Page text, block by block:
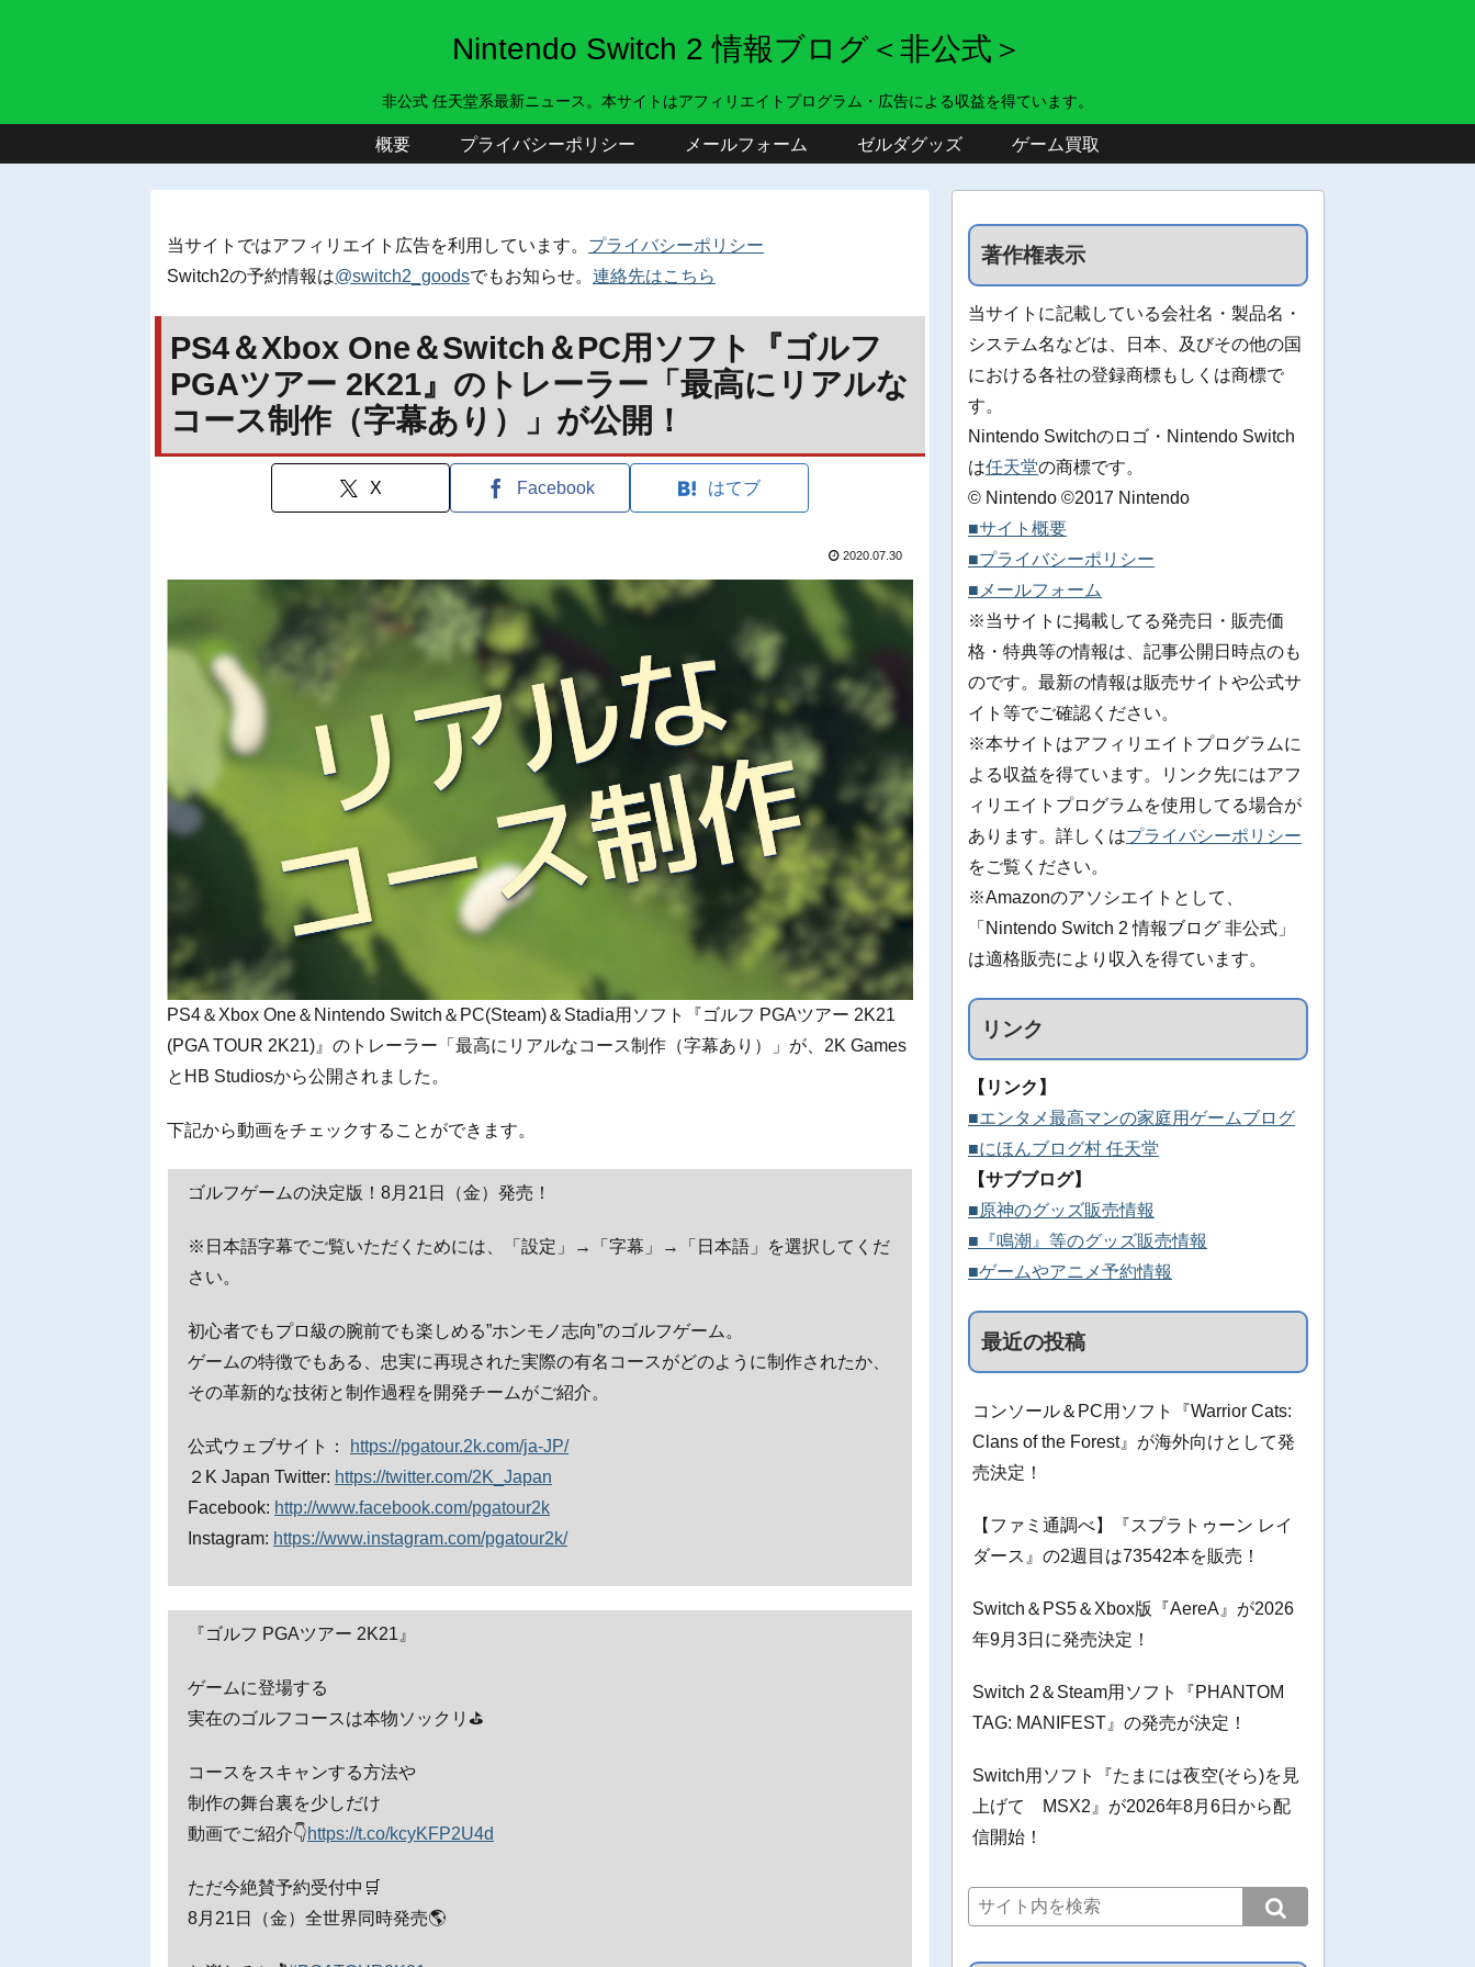
Nintendo Switch 2 情報ブログ＜非公式＞
非公式 任天堂系最新ニュース。本サイトはアフィリエイトプログラム・広告による収益を得ています。
概要 プライバシーポリシー メールフォーム ゼルダグッズ ゲーム買取
当サイトではアフィリエイト広告を利用しています。 プライバシーポリシー
Switch2の予約情報は@switch2_goodsでもお知らせ。 連絡先はこちら
PS4＆Xbox One＆Switch＆PC用ソフト『ゴルフ
PGAツアー 2K21』のトレーラー「最高にリアルな
コース制作（字幕あり）」が公開！
X Facebook はてブ
2020.07.30
PS4＆Xbox One＆Nintendo Switch＆PC(Steam)＆Stadia用ソフト『ゴルフ PGAツアー 2K21
(PGA TOUR 2K21)』のトレーラー「最高にリアルなコース制作（字幕あり）」が、2K Games
とHB Studiosから公開されました。
下記から動画をチェックすることができます。
ゴルフゲームの決定版！8月21日（金）発売！
※日本語字幕でご覧いただくためには、「設定」→「字幕」→「日本語」を選択してくだ
さい。
初心者でもプロ級の腕前でも楽しめる”ホンモノ志向”のゴルフゲーム。
ゲームの特徴でもある、忠実に再現された実際の有名コースがどのように制作されたか、
その革新的な技術と制作過程を開発チームがご紹介。
公式ウェブサイト：
https://pgatour.2k.com/ja-JP/
２K Japan Twitter: https://twitter.com/2K_Japan
Facebook: http://www.facebook.com/pgatour2k
Instagram: https://www.instagram.com/pgatour2k/
『ゴルフ PGAツアー 2K21』
ゲームに登場する
実在のゴルフコースは本物ソックリ⛳
コースをスキャンする方法や
制作の舞台裏を少しだけ
動画でご紹介👇https://t.co/kcyKFP2U4d
ただ今絶賛予約受付中🛒
8月21日（金）全世界同時発売🌎
著作権表示
当サイトに記載している会社名・製品名・
システム名などは、日本、及びその他の国
における各社の登録商標もしくは商標で
す。
Nintendo Switchのロゴ・Nintendo Switch
は任天堂の商標です。
© Nintendo ©2017 Nintendo
■サイト概要
■プライバシーポリシー
■メールフォーム
※当サイトに掲載してる発売日・販売価
格・特典等の情報は、記事公開日時点のも
のです。最新の情報は販売サイトや公式サ
イト等でご確認ください。
※本サイトはアフィリエイトプログラムに
よる収益を得ています。リンク先にはアフ
ィリエイトプログラムを使用してる場合が
あります。詳しくはプライバシーポリシー
をご覧ください。
※Amazonのアソシエイトとして、
「Nintendo Switch 2 情報ブログ 非公式」
は適格販売により収入を得ています。
リンク
【リンク】
■エンタメ最高マンの家庭用ゲームブログ
■にほんブログ村 任天堂
【サブブログ】
■原神のグッズ販売情報
■『鳴潮』等のグッズ販売情報
■ゲームやアニメ予約情報
最近の投稿
コンソール＆PC用ソフト『Warrior Cats:
Clans of the Forest』が海外向けとして発
売決定！
【ファミ通調べ】『スプラトゥーン レイ
ダース』の2週目は73542本を販売！
Switch＆PS5＆Xbox版『AereA』が2026
年9月3日に発売決定！
Switch 2＆Steam用ソフト『PHANTOM
TAG: MANIFEST』の発売が決定！
Switch用ソフト『たまには夜空(そら)を見
上げて MSX2』が2026年8月6日から配
信開始！